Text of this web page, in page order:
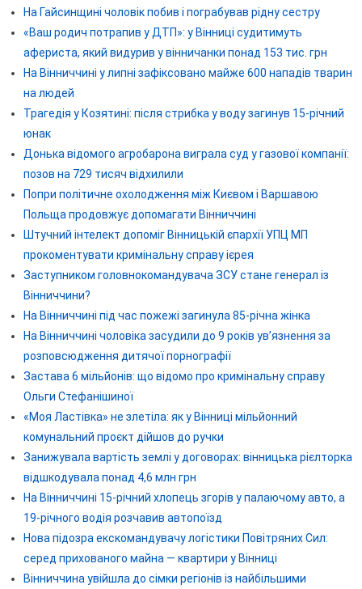
На Гайсинщині чоловік побив і пограбував рідну сестру
«Ваш родич потрапив у ДТП»: у Вінниці судитимуть
афериста, який видурив у вінничанки понад 153 тис. грн
На Вінниччині у липні зафіксовано майже 600 нападів тварин
на людей
Трагедія у Козятині: після стрибка у воду загинув 15-річний
юнак
Донька відомого агробарона виграла суд у газової компанії:
позов на 729 тисяч відхилили
Попри політичне охолодження між Києвом і Варшавою
Польща продовжує допомагати Вінниччині
Штучний інтелект допоміг Вінницькій єпархії УПЦ МП
прокоментувати кримінальну справу ієрея
Заступником головнокомандувача ЗСУ стане генерал із
Вінниччини?
На Вінниччині під час пожежі загинула 85-річна жінка
На Вінниччині чоловіка засудили до 9 років ув’язнення за
розповсюдження дитячої порнографії
Застава 6 мільйонів: що відомо про кримінальну справу
Ольги Стефанішиної
«Моя Ластівка» не злетіла: як у Вінниці мільйонний
комунальний проєкт дійшов до ручки
Занижувала вартість землі у договорах: вінницька рієлторка
відшкодувала понад 4,6 млн грн
На Вінниччині 15-річний хлопець згорів у палаючому авто, а
19-річного водія розчавив автопоїзд
Нова підозра екскомандувачу логістики Повітряних Сил:
серед прихованого майна — квартири у Вінниці
Вінниччина увійшла до сімки регіонів із найбільшими